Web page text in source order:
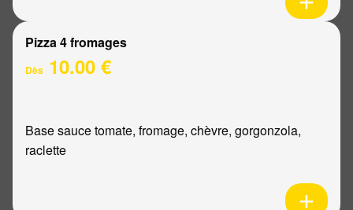
Pizza 4 fromages
Dès 10.00 €
Base sauce tomate, fromage, chèvre, gorgonzola,
raclette